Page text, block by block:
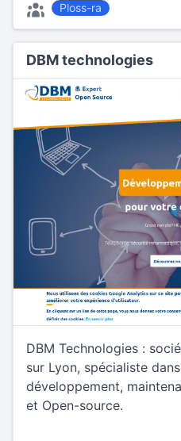
Ploss-ra
DBM technologies
DBM Technologies :
sur Lyon, spécialiste
développement,
et Open-source.